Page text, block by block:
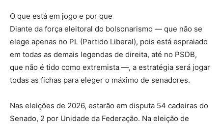
O que está em jogo e por que
Diante da força eleitoral do bolsonarismo — que não se
elege apenas no PL (Partido Liberal), pois está espraiado
em todas as demais legendas de direita, até no PSDB,
que não é tido como extremista —, a estratégia será jogar
todas as fichas para eleger o máximo de senadores.
Nas eleições de 2026, estarão em disputa 54 cadeiras do
Senado, 2 por Unidade da Federação. Na eleição de